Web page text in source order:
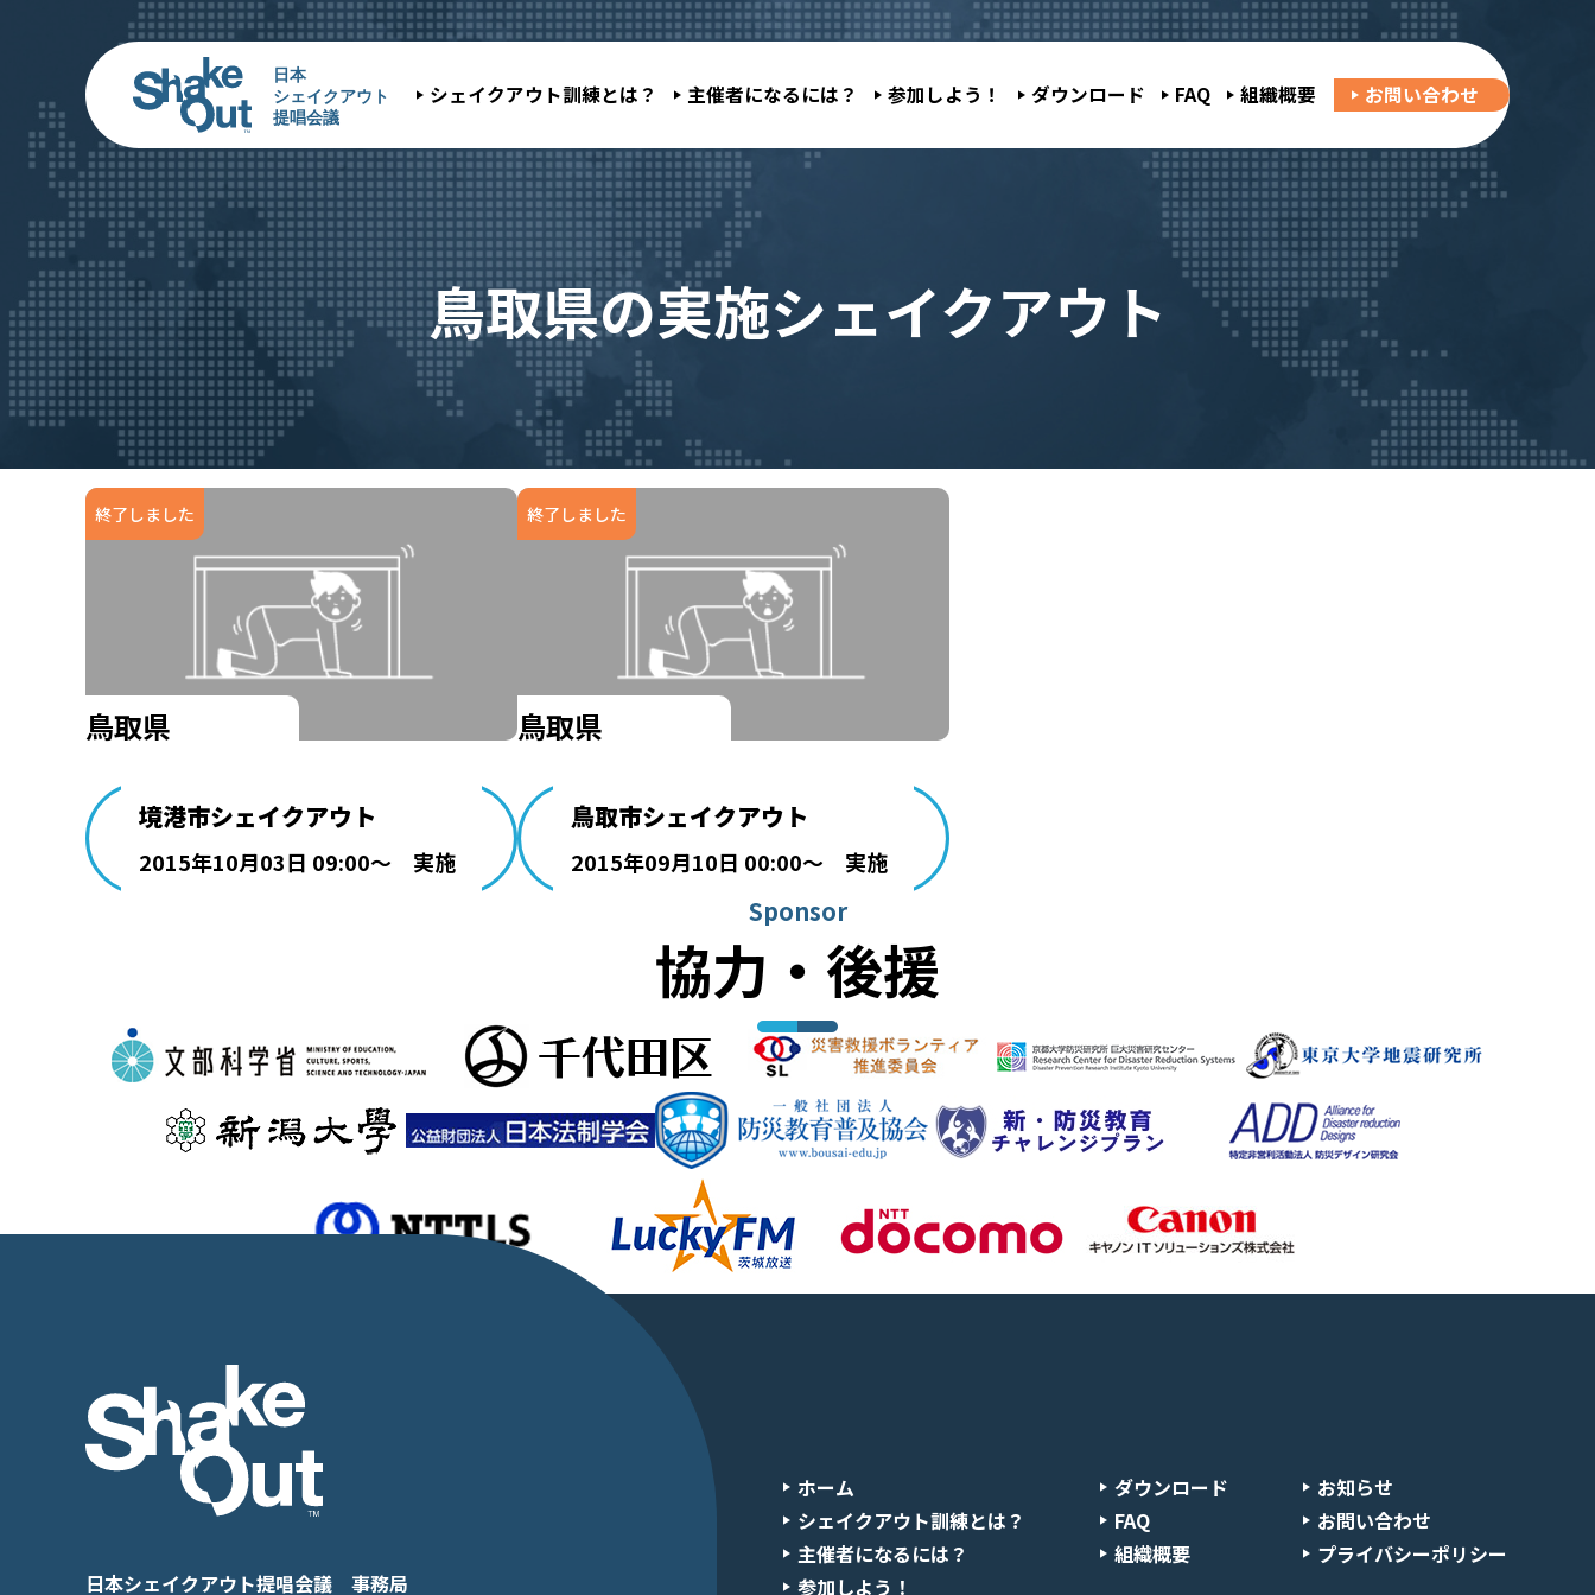
シェイクアウト訓練とは？ 主催者になるには？ 参加しよう！ ダウンロード FAQ 組織概要 お問い合わせ
鳥取県の実施シェイクアウト
鳥取県
終了しました
境港市シェイクアウト
2015年10月03日 09:00～ 実施
鳥取県
終了しました
鳥取市シェイクアウト
2015年09月10日 00:00～ 実施
Sponsor
協力・後援
日本シェイクアウト提唱会議 事務局
ホーム ダウンロード
お知らせ
シェイクアウト訓練とは？
FAQ
お問い合わせ
主催者になるには？
組織概要
プライバシーポリシー
参加しよう！